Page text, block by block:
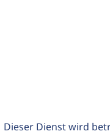
Dieser Dienst wird